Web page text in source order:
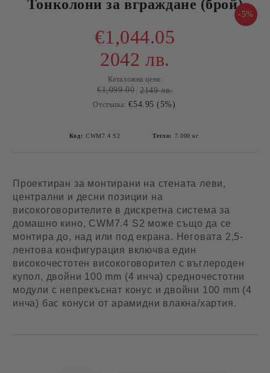
Тонколони за вграждане (брой)
-5%
€1,044.05
2042 лв.
Каталожна цена:
€1,099.00 2149 лв.
Отстъпка: €54.95 (5%)
Код: CWM7.4 S2 Тегло: 7.000 кг
Проектиран за монтирани на стената леви,
централни и десни позиции на
високоговорителите в дискретна система за
домашно кино, CWM7.4 S2 може също да се
монтира до, над или под екрана. Неговата 2,5-
лентова конфигурация включва един
високочестотен високоговорител с въглероден
купол, двойни 100 mm (4 инча) средночестотни
модули с непрекъснат конус и двойни 100 mm (4
инча) бас конуси от арамидни влакна/хартия.